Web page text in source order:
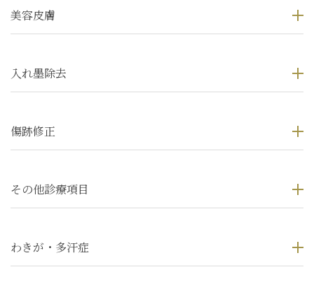
美容皮膚
入れ墨除去
傷跡修正
その他診療項目
わきが・多汗症